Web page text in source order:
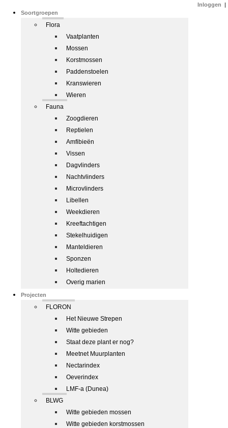
Soortgroepen
Flora
Vaatplanten
Mossen
Korstmossen
Paddenstoelen
Kranswieren
Wieren
Fauna
Zoogdieren
Reptielen
Amfibieën
Vissen
Dagvlinders
Nachtvlinders
Microvlinders
Libellen
Weekdieren
Kreeftachtigen
Stekelhuidigen
Manteldieren
Sponzen
Holtedieren
Overig marien
Projecten
FLORON
Het Nieuwe Strepen
Witte gebieden
Staat deze plant er nog?
Meetnet Muurplanten
Nectarindex
Oeverindex
LMF-a (Dunea)
BLWG
Witte gebieden mossen
Witte gebieden korstmossen
Inloggen |